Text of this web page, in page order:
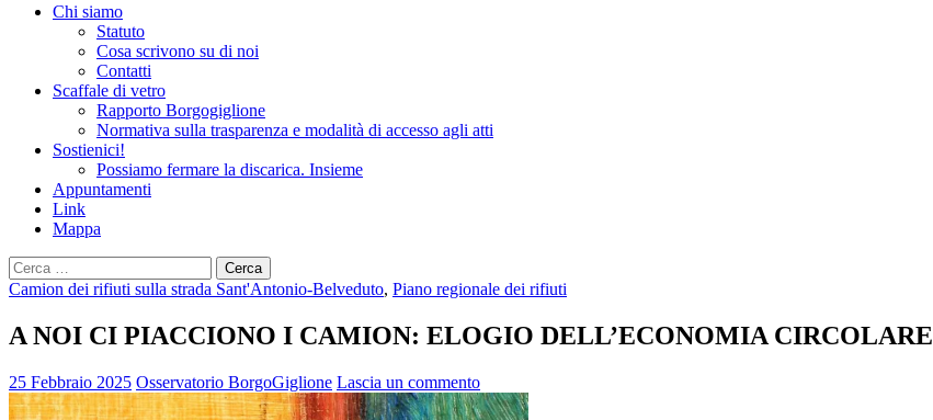
Chi siamo
Statuto
Cosa scrivono su di noi
Contatti
Scaffale di vetro
Rapporto Borgogiglione
Normativa sulla trasparenza e modalità di accesso agli atti
Sostienici!
Possiamo fermare la discarica. Insieme
Appuntamenti
Link
Mappa
Ricerca
per:
Camion dei rifiuti sulla strada Sant'Antonio-Belveduto, Piano regionale dei rifiuti
A NOI CI PIACCIONO I CAMION: ELOGIO DELL’ECONOMIA CIRCOLARE
25 Febbraio 2025 Osservatorio BorgoGiglione Lascia un commento